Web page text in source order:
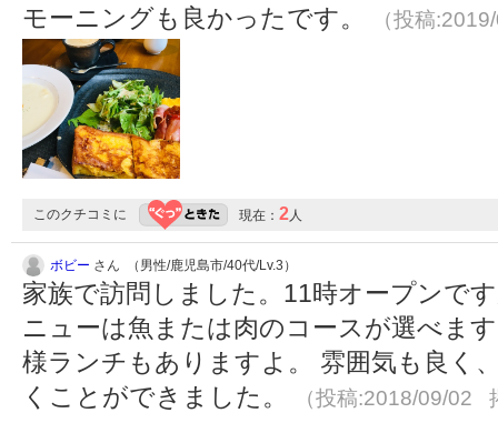
モーニングも良かったです。
（投稿
このクチコミに 現在： 2人
ボビー さん （男性/鹿児島市/40代/Lv.3）
家族で訪問しました。11時オープンで
ニューは魚または肉のコースが選べま
様ランチもありますよ。 雰囲気も良く
くことができました。
（投稿:2018/09/02